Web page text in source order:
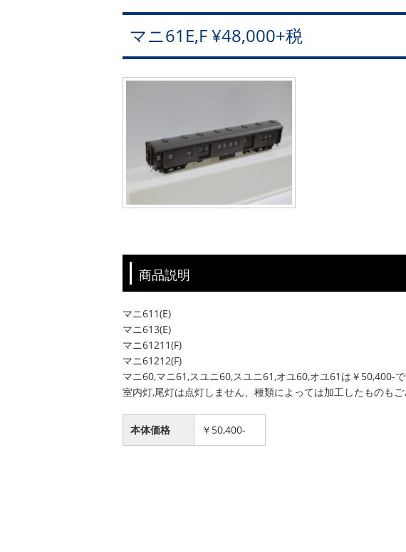
マニ61E,F ¥48,000+税
商品説明
マニ611(E)
マニ613(E)
マニ61211(F)
マニ61212(F)
マニ60,マニ61,スユニ60,スユニ61,オユ60,オユ61は￥50,400-で
室内灯,尾灯は点灯しません、種類によっては加工したものもご
本体価格 ￥50,400-